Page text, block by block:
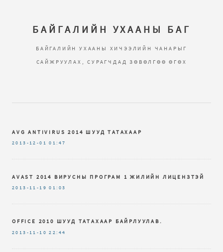
БАЙГАЛИЙН УХААНЫ БАГ
БАЙГАЛИЙН УХААНЫ ХИЧЭЭЛИЙН ЧАНАРЫГ
САЙЖРУУЛАХ, СУРАГЧДАД ЗӨВӨЛГӨӨ ӨГӨХ
AVG ANTIVIRUS 2014 ШУУД ТАТАХААР
2013-12-01 01:47
AVAST 2014 ВИРУСНЫ ПРОГРАМ 1 ЖИЛИЙН ЛИЦЕНЗТЭЙ
2013-11-19 01:03
OFFICE 2010 ШУУД ТАТАХААР БАЙРЛУУЛАВ.
2013-11-10 22:44